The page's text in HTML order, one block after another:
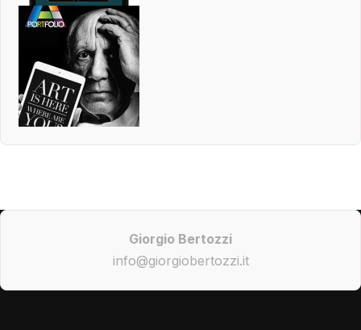
Giorgio Bertozzi
info@giorgiobertozzi.it